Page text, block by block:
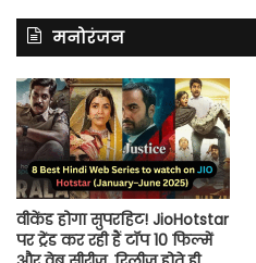
मनोरंजन
वीकेंड होगा सुपरहिट! JioHotstar
पर ट्रेंड कर रही हैं टॉप 10 फिल्में